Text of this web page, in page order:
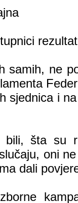
samih, ne
sjednica i
bili, šta su
oni
dali